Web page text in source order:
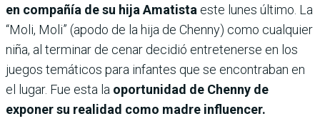
en compañía de su hija Amatista este lunes último. La
“Moli, Moli” (apodo de la hija de Chenny) como cualquier
niña, al terminar de cenar decidió entretenerse en los
juegos temáticos para infantes que se encontraban en
el lugar. Fue esta la oportunidad de Chenny de
exponer su realidad como madre influencer.